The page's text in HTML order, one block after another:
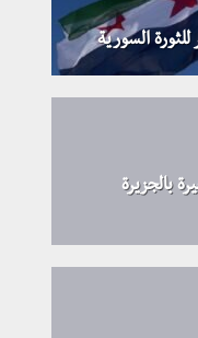
السورية
بالجزيرة